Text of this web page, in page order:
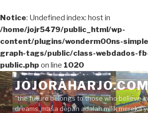
Notice: Undefined index: host in
/home/jojr5479/public_html/wp-
content/plugins/wonderm00ns-
graph-tags/public/class-webdados-
public.php on line 1020
Skip
to
content"the future belongs to those who believe
dreams, masa depan adalah milik mereka